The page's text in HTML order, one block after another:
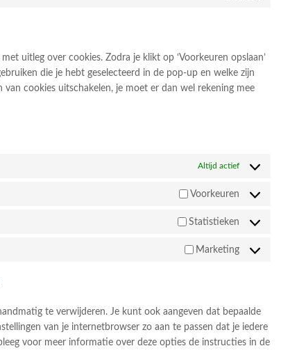
uitleg over cookies. Zodra je klikt op ‘Voorkeuren opslaan’
die je hebt geselecteerd in de pop-up en welke zijn
cookies uitschakelen, je moet er dan wel rekening mee
Altijd actief
Voorkeuren
Statistieken
Marketing
te verwijderen. Je kunt ook aangeven dat bepaalde
van je internetbrowser zo aan te passen dat je iedere
voor meer informatie over deze opties de instructies in de